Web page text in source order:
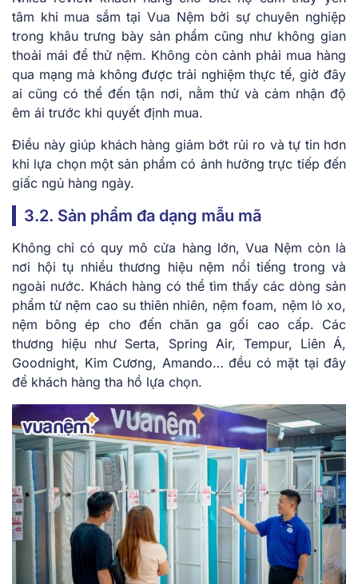
tâm khi mua sắm tại Vua Nệm bởi sự chuyên nghiệp
trong khâu trưng bày sản phẩm cũng như không gian
thoải mái để thử nệm. Không còn cảnh phải mua hàng
qua mạng mà không được trải nghiệm thực tế, giờ đây
ai cũng có thể đến tận nơi, nằm thử và cảm nhận độ
êm ái trước khi quyết định mua.
Điều này giúp khách hàng giảm bớt rủi ro và tự tin hơn
khi lựa chọn một sản phẩm có ảnh hưởng trực tiếp đến
giấc ngủ hàng ngày.
3.2. Sản phẩm đa dạng mẫu mã
Không chỉ có quy mô cửa hàng lớn, Vua Nệm còn là
nơi hội tụ nhiều thương hiệu nệm nổi tiếng trong và
ngoài nước. Khách hàng có thể tìm thấy các dòng sản
phẩm từ nệm cao su thiên nhiên, nệm foam, nệm lò xo,
nệm bông ép cho đến chăn ga gối cao cấp. Các
thương hiệu như Serta, Spring Air, Tempur, Liên Á,
Goodnight, Kim Cương, Amando… đều có mặt tại đây
để khách hàng tha hồ lựa chọn.